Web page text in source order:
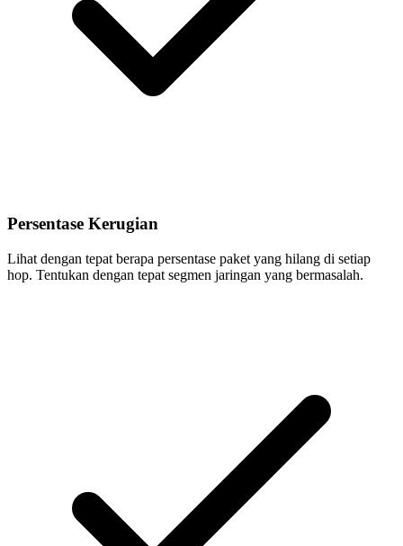
Persentase Kerugian
Lihat dengan tepat berapa persentase paket yang hilang di setiap
hop. Tentukan dengan tepat segmen jaringan yang bermasalah.